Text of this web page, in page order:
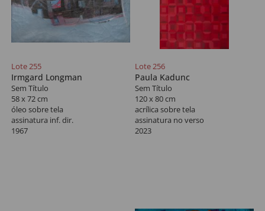
Lote 255
Irmgard Longman
Sem Título
58 x 72 cm
óleo sobre tela
assinatura inf. dir.
1967
Lote 256
Paula Kadunc
Sem Título
120 x 80 cm
acrílica sobre tela
assinatura no verso
2023